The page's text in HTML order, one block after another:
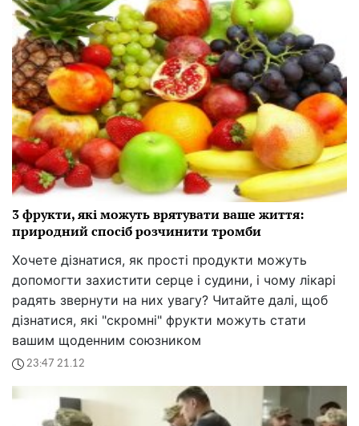
3 фрукти, які можуть врятувати ваше життя:
природний спосіб розчинити тромби
Хочете дізнатися, як прості продукти можуть
допомогти захистити серце і судини, і чому лікарі
радять звернути на них увагу? Читайте далі, щоб
дізнатися, які "скромні" фрукти можуть стати
вашим щоденним союзником
23:47 21.12